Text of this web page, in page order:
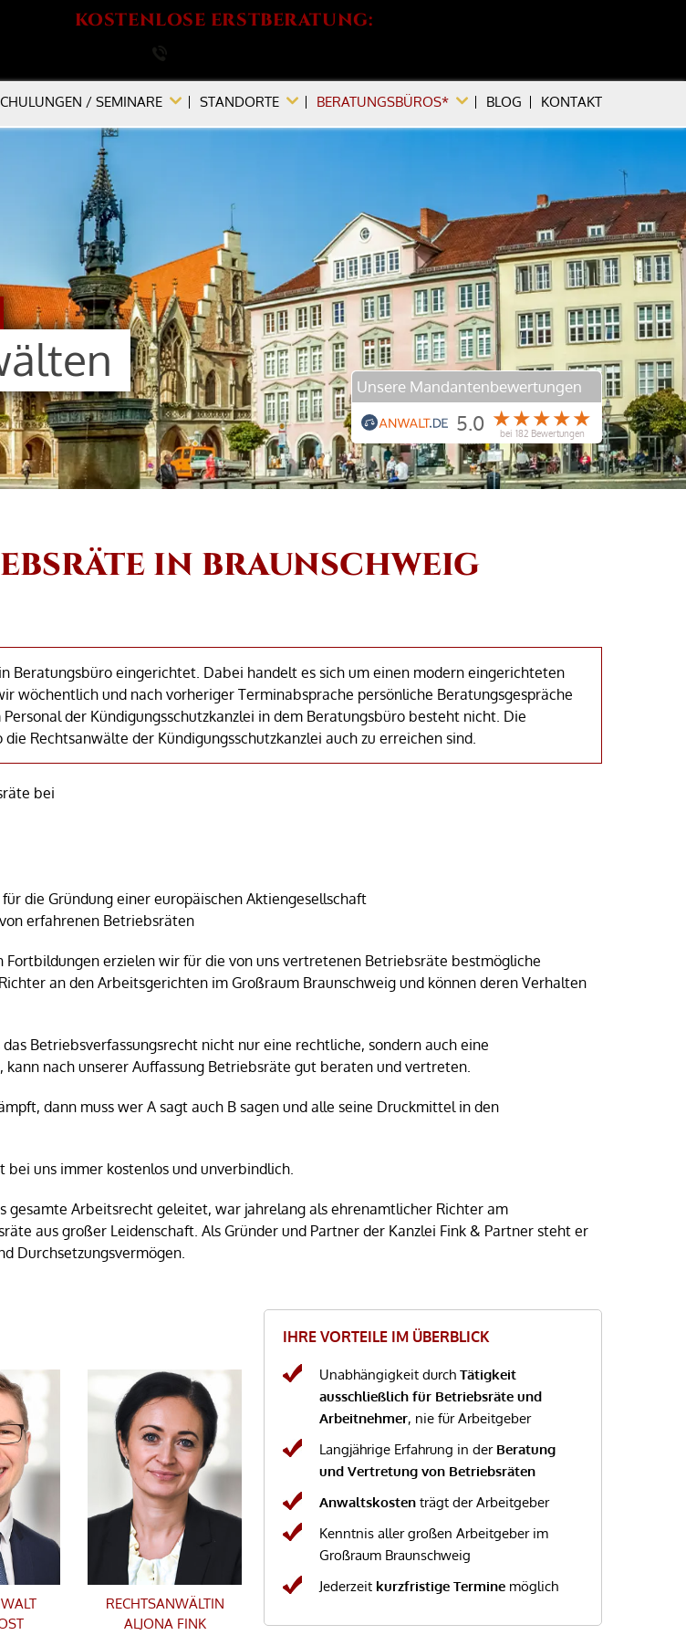
KOSTENLOSE ERSTBERATUNG:
/ SEMINARE STANDORTE BERATUNGSBÜROS* BLOG KONTAKT
Unsere Mandantenbewertungen
5.0 ★★★★★
bei 182 Bewertungen
IN BRAUNSCHWEIG
Beratungsbüro eingerichtet. Dabei handelt es sich um einen modern eingerichteten
wöchentlich und nach vorheriger Terminabsprache persönliche Beratungsgespräche
der Kündigungsschutzkanzlei in dem Beratungsbüro besteht nicht. Die
Rechtsanwälte der Kündigungsschutzkanzlei auch zu erreichen sind.
bei
die Gründung einer europäischen Aktiengesellschaft
erfahrenen Betriebsräten
erzielen wir für die von uns vertretenen Betriebsräte bestmögliche
an den Arbeitsgerichten im Großraum Braunschweig und können deren Verhalten
Betriebsverfassungsrecht nicht nur eine rechtliche, sondern auch eine
nach unserer Auffassung Betriebsräte gut beraten und vertreten.
dann muss wer A sagt auch B sagen und alle seine Druckmittel in den
uns immer kostenlos und unverbindlich.
gesamte Arbeitsrecht geleitet, war jahrelang als ehrenamtlicher Richter am
aus großer Leidenschaft. Als Gründer und Partner der Kanzlei Fink & Partner steht er
Durchsetzungsvermögen.
RECHTSANWÄLTIN
ALJONA FINK
IHRE VORTEILE IM ÜBERBLICK
Unabhängigkeit durchTätigkeit
ausschließlich für Betriebsräte und
Arbeitnehmer, nie für Arbeitgeber
Langjährige Erfahrung in der Beratung
und Vertretung von Betriebsräten
Anwaltskosten trägt der Arbeitgeber
Kenntnis aller großen Arbeitgeber im
Großraum Braunschweig
Jederzeit kurzfristige Termine möglich